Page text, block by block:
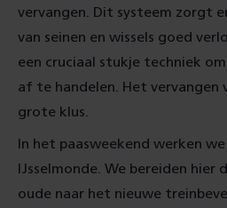
vervangen. Dit systeem zorgt
van seinen en wissels goed
een cruciaal stukje techniek
af te handelen. Het vervangen
grote klus.
In het paasweekend werken
IJsselmonde. We bereiden hier
oude naar het nieuwe